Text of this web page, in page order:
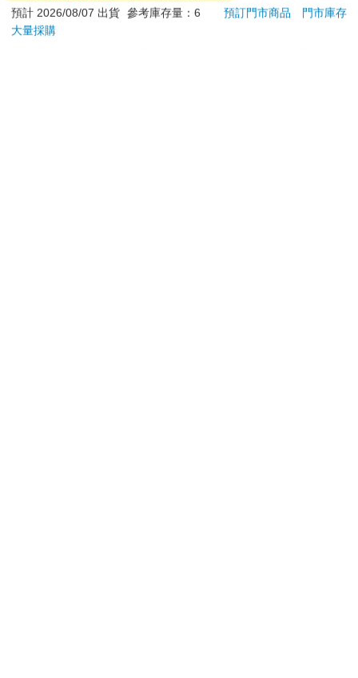
加入購物車
髮根(護髮洗髮精/男士
預計 2026/08/07 出貨 參考庫存量：6 預訂門市商品
門市庫存
大量採購